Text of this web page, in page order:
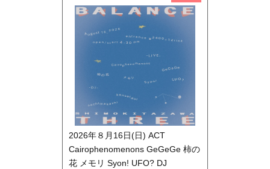
2026年８月16日(日) ACT
Cairophenomenons GeGeGe 柿の
花 メモリ Syon! UFO? DJ